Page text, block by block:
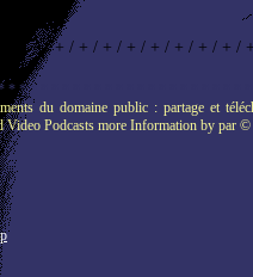
+ / + / + / + / + / + / + / + / + / +
* * * * * * * * * * * * * * * * * * * *
du domaine public : partage
Podcasts more Informationby par